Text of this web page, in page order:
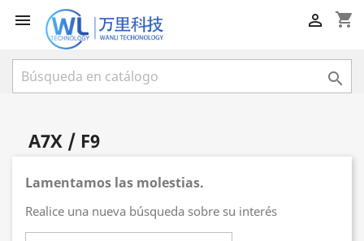
 shopping_cart


A7X / F9
Lamentamos las molestias.
Realice una nueva búsqueda sobre su interés